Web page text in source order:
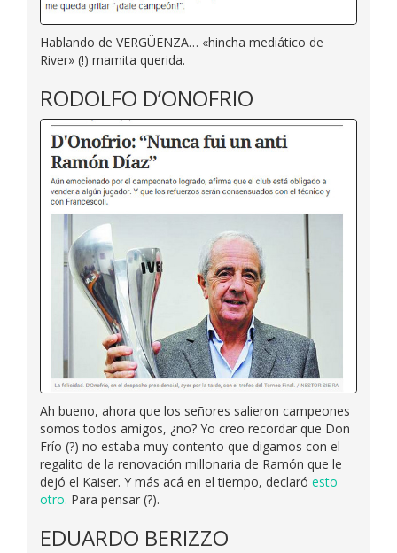
Hablando de VERGÜENZA… «hincha mediático de
River» (!) mamita querida.
RODOLFO D’ONOFRIO
Ah bueno, ahora que los señores salieron campeones
somos todos amigos, ¿no? Yo creo recordar que Don
Frío (?) no estaba muy contento que digamos con el
regalito de la renovación millonaria de Ramón que le
dejó el Kaiser. Y más acá en el tiempo, declaró esto
otro. Para pensar (?).
EDUARDO BERIZZO